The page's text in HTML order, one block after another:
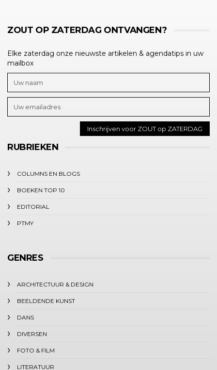
ZOUT OP ZATERDAG ONTVANGEN?
Elke zaterdag onze nieuwste artikelen & agendatips in uw
mailbox
RUBRIEKEN
COLUMNS EN BLOGS
BOEKEN TOP 10
EDITORIAL
PTMY
GENRES
ARCHITECTUUR & DESIGN
BEELDENDE KUNST
DANS
DIVERSEN
FOTO & FILM
LITERATUUR